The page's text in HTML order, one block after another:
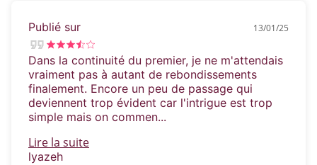
Publié sur 13/01/25
Dans la continuité du premier, je ne m'attendais
vraiment pas à autant de rebondissements
finalement. Encore un peu de passage qui
deviennent trop évident car l'intrigue est trop
simple mais on commen...
Lire la suite
lyazeh